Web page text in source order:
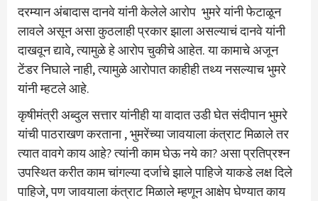
दरम्यान अंबादास दानवे यांनी केलेले आरोप भुमरे यांनी फेटाळून
लावले असून असा कुठलाही प्रकार झाला असल्याचं दानवे यांनी
दाखवून द्यावे, त्यामुळे हे आरोप चुकीचे आहेत. या कामाचे अजून
टेंडर निघाले नाही, त्यामुळे आरोपात काहीही तथ्य नसल्याच भुमरे
यांनी म्हटले आहे.
कृषीमंत्री अब्दुल सत्तार यांनीही या वादात उडी घेत संदीपान भुमरे
यांची पाठराखण करताना , भुमरेंच्या जावयाला कंत्राट मिळाले तर
त्यात वावगे काय आहे? त्यांनी काम घेऊ नये का? असा प्रतिप्रश्न
उपस्थित करीत काम चांगल्या दर्जाचे झाले पाहिजे याकडे लक्ष दिले
पाहिजे, पण जावयाला कंत्राट मिळाले म्हणून आक्षेप घेण्यात काय